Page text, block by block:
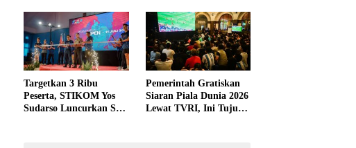
Targetkan 3 Ribu
Peserta, STIKOM Yos
Sudarso Luncurkan SYS
Pemerintah Gratiskan
Siaran Piala Dunia 2026
Lewat TVRI, Ini Tujuan